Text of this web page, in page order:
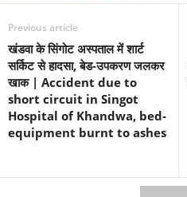
Previous article
खंडवा के सिंगोट अस्पताल में शार्ट
सर्किट से हादसा, बेड-उपकरण जलकर
खाक | Accident due to
short circuit in Singot
Hospital of Khandwa, bed-
equipment burnt to ashes